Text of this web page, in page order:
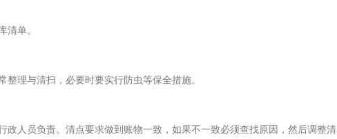
清单。
理与清扫，必要时要实行防虫等保全措施。
人员负责。清点要求做到账物一致，如果不一致必须查找原因，然后调整清